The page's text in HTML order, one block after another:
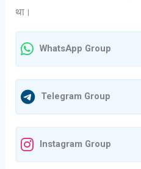
था।
WhatsApp Group
Telegram Group
Instagram Group